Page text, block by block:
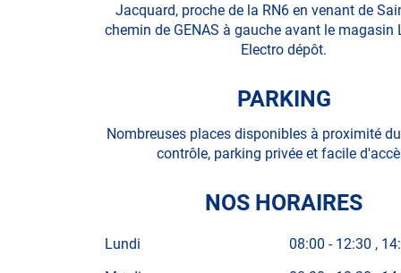
Jacquard, proche de la RN6 en venant de
chemin de GENAS à gauche avant le magasin
Electro dépôt.
PARKING
Nombreuses places disponibles à proximité
contrôle, parking privée et facile
NOS HORAIRES
Lundi 08:00 - 12:30